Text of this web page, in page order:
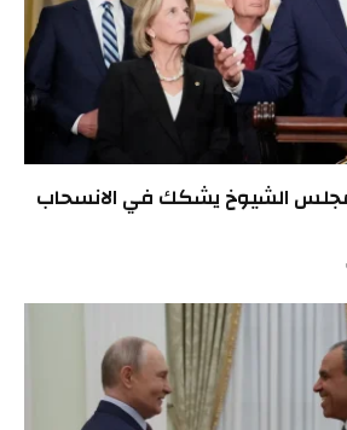
الشيوخ يشكك في الانسحاب